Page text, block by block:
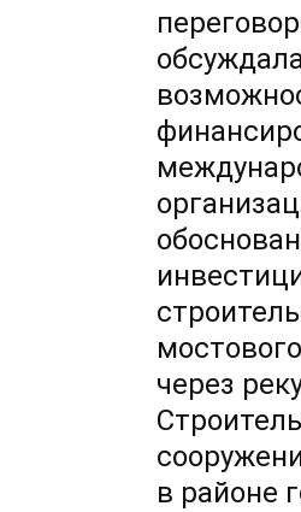
через
в районе